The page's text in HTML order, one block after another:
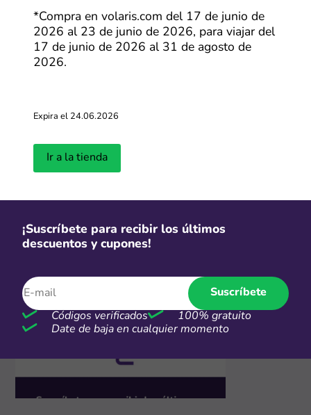
fácil que nunca. ¡Ahorra en grande en cada compra!
*Compra en volaris.com del 17 de junio de
2026 al 23 de junio de 2026, para viajar del
17 de junio de 2026 al 31 de agosto de
2026.
Expira el 24.06.2026
Ir a la tienda
¡Suscríbete para recibir los últimos
descuentos y cupones!
Suscríbete
Códigos verificados
100% gratuito
Date de baja en cualquier momento